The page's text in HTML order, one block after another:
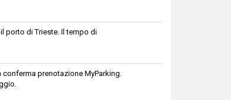
porto di Trieste. Il tempo di
prenotazione MyParking.